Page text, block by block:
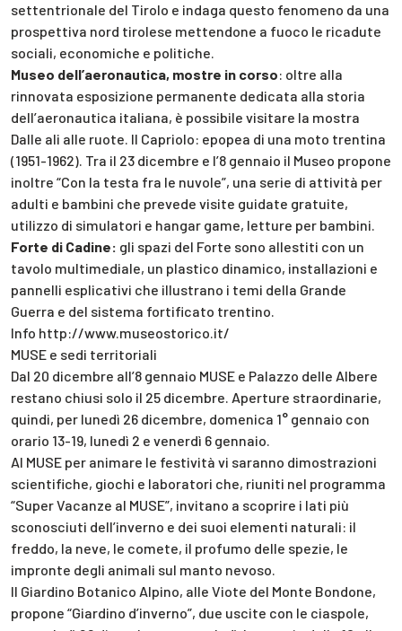
settentrionale del Tirolo e indaga questo fenomeno da una
prospettiva nord tirolese mettendone a fuoco le ricadute
sociali, economiche e politiche.
Museo dell’aeronautica, mostre in corso: oltre alla
rinnovata esposizione permanente dedicata alla storia
dell’aeronautica italiana, è possibile visitare la mostra
Dalle ali alle ruote. Il Capriolo: epopea di una moto trentina
(1951-1962). Tra il 23 dicembre e l’8 gennaio il Museo propone
inoltre “Con la testa fra le nuvole”, una serie di attività per
adulti e bambini che prevede visite guidate gratuite,
utilizzo di simulatori e hangar game, letture per bambini.
Forte di Cadine: gli spazi del Forte sono allestiti con un
tavolo multimediale, un plastico dinamico, installazioni e
pannelli esplicativi che illustrano i temi della Grande
Guerra e del sistema fortificato trentino.
Info http://www.museostorico.it/
MUSE e sedi territoriali
Dal 20 dicembre all’8 gennaio MUSE e Palazzo delle Albere
restano chiusi solo il 25 dicembre. Aperture straordinarie,
quindi, per lunedì 26 dicembre, domenica 1° gennaio con
orario 13-19, lunedì 2 e venerdì 6 gennaio.
Al MUSE per animare le festività vi saranno dimostrazioni
scientifiche, giochi e laboratori che, riuniti nel programma
“Super Vacanze al MUSE”, invitano a scoprire i lati più
sconosciuti dell’inverno e dei suoi elementi naturali: il
freddo, la neve, le comete, il profumo delle spezie, le
impronte degli animali sul manto nevoso.
Il Giardino Botanico Alpino, alle Viote del Monte Bondone,
propone “Giardino d’inverno”, due uscite con le ciaspole,